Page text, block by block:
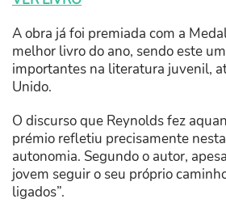
A obra já foi premiada com a
melhor livro do ano, sendo este
importantes na literatura juvenil,
Unido.
O discurso que Reynolds fez
prémio refletiu precisamente
autonomia. Segundo o autor,
jovem seguir o seu próprio
ligados”.